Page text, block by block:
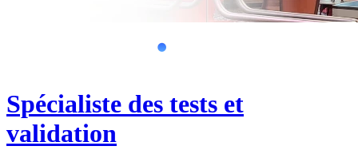
Spécialiste des tests et
validation